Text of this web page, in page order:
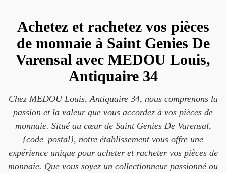
Achetez et rachetez vos pièces
de monnaie à Saint Genies De
Varensal avec MEDOU Louis,
Antiquaire 34
Chez MEDOU Louis, Antiquaire 34, nous comprenons la
passion et la valeur que vous accordez à vos pièces de
monnaie. Situé au cœur de Saint Genies De Varensal,
{code_postal}, notre établissement vous offre une
expérience unique pour acheter et racheter vos pièces de
monnaie. Que vous soyez un collectionneur passionné ou